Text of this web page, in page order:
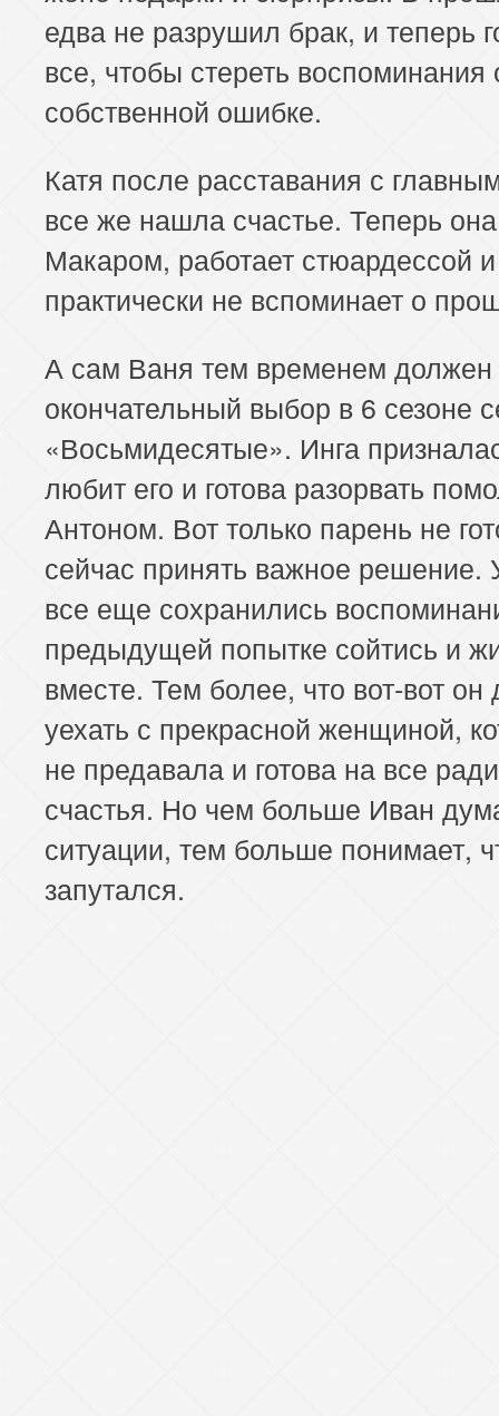
едва не разрушил брак, и теперь
все, чтобы стереть воспоминания
собственной ошибке.
Катя после расставания с
все же нашла счастье. Теперь
Макаром, работает стюардессой и
практически не вспоминает о
А сам Ваня тем временем должен
окончательный выбор в 6 сезоне
«Восьмидесятые». Инга
любит его и готова разорвать
Антоном. Вот только парень не
сейчас принять важное решение.
все еще сохранились
предыдущей попытке сойтись и
вместе. Тем более, что вот-вот
уехать с прекрасной женщиной,
не предавала и готова на все
счастья. Но чем больше Иван
ситуации, тем больше понимает,
запутался.